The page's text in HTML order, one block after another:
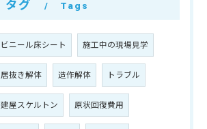
タグ Tags
ビニール床シート 施工中の現場見学
居抜き解体 造作解体 トラブル
建屋スケルトン 原状回復費用